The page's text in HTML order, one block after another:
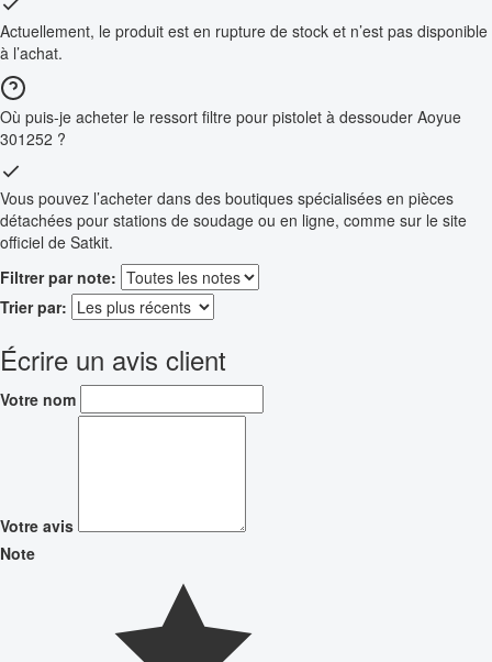
Actuellement, le produit est en rupture de stock et n’est pas disponible
à l’achat.
Où puis-je acheter le ressort filtre pour pistolet à dessouder Aoyue
301252 ?
Vous pouvez l’acheter dans des boutiques spécialisées en pièces
détachées pour stations de soudage ou en ligne, comme sur le site
officiel de Satkit.
Filtrer par note:
Trier par:
Écrire un avis client
Votre nom
Votre avis
Note